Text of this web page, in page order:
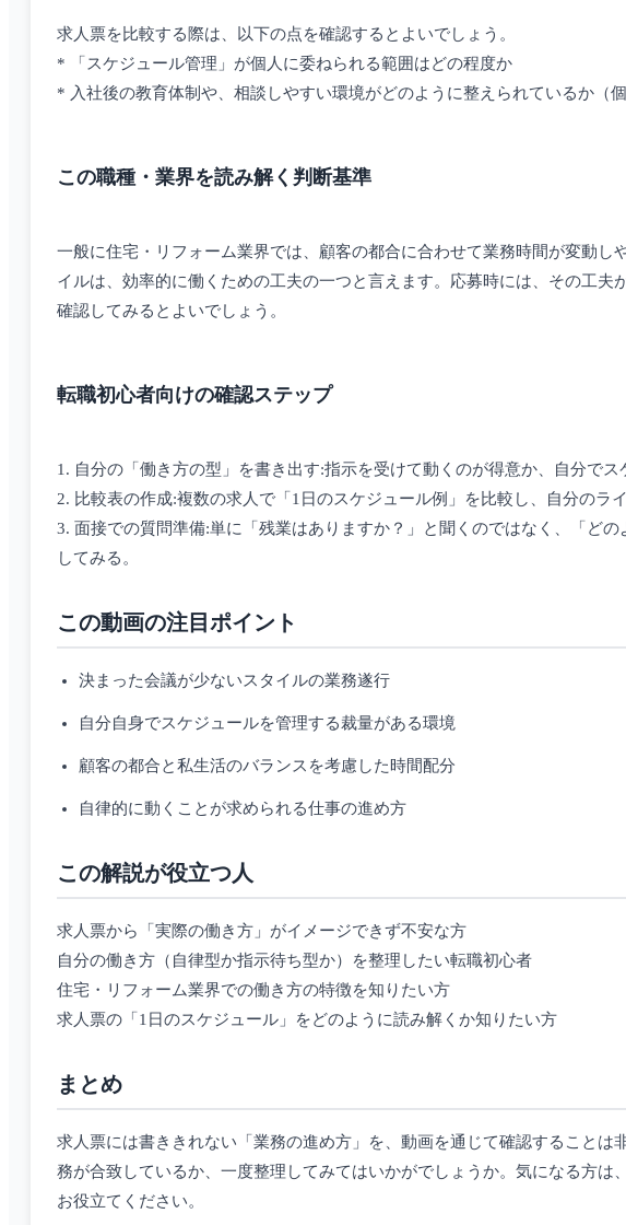
求人票を比較する際は、以下の点を確認するとよいでしょう。
* 「スケジュール管理」が個人に委ねられる範囲はどの程度か
* 入社後の教育体制や、相談しやすい環境がどのように整えられているか（
この職種・業界を読み解く判断基準
一般に住宅・リフォーム業界では、顧客の都合に合わせて業務時間が変動
イルは、効率的に働くための工夫の一つと言えます。応募時には、その工
確認してみるとよいでしょう。
転職初心者向けの確認ステップ
1. 自分の「働き方の型」を書き出す:指示を受けて動くのが得意か、自分でス
2. 比較表の作成:複数の求人で「1日のスケジュール例」を比較し、自分のラ
3. 面接での質問準備:単に「残業はありますか？」と聞くのではなく、「ど
してみる。
この動画の注目ポイント
決まった会議が少ないスタイルの業務遂行
自分自身でスケジュールを管理する裁量がある環境
顧客の都合と私生活のバランスを考慮した時間配分
自律的に動くことが求められる仕事の進め方
この解説が役立つ人
求人票から「実際の働き方」がイメージできず不安な方
自分の働き方（自律型か指示待ち型か）を整理したい転職初心者
住宅・リフォーム業界での働き方の特徴を知りたい方
求人票の「1日のスケジュール」をどのように読み解くか知りたい方
まとめ
求人票には書ききれない「業務の進め方」を、動画を通じて確認すること
務が合致しているか、一度整理してみてはいかがでしょうか。気になる方
お役立てください。